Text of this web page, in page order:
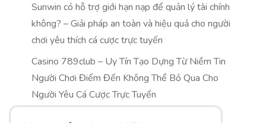
Sunwin có hỗ trợ giới hạn nạp để quản lý tài chính
không? – Giải pháp an toàn và hiệu quả cho người
chơi yêu thích cá cược trực tuyến
Casino 789club – Uy Tín Tạo Dựng Từ Niềm Tin
Người Chơi Điểm Đến Không Thể Bỏ Qua Cho
Người Yêu Cá Cược Trực Tuyến